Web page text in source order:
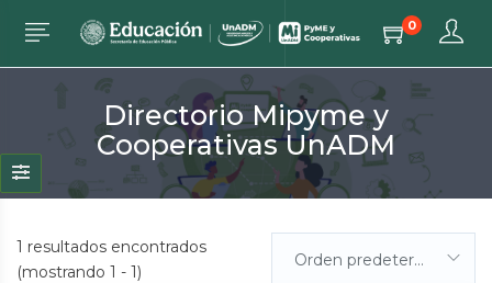
0
Directorio Mipyme y
Cooperativas UnADM
1 resultados encontrados
(mostrando 1 - 1)
Orden predeterminada